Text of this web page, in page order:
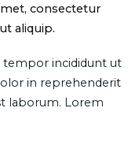
consectetur
aliquip.
tempor incididunt ut
in reprehenderit
laborum. Lorem